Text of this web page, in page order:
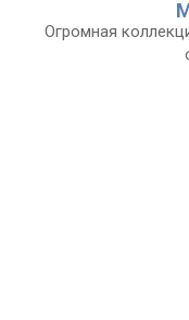
Огромная